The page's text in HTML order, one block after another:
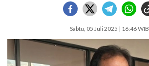
Sabtu, 05 Juli 2025 | 16:46 WIB